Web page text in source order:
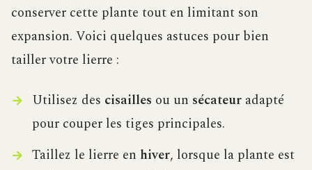
conserver cette plante tout en limitant son
expansion. Voici quelques astuces pour bien
tailler votre lierre :
Utilisez des cisailles ou un sécateuradapté
pour couper les tiges principales.
Taillez le lierre en hiver, lorsque la plante est